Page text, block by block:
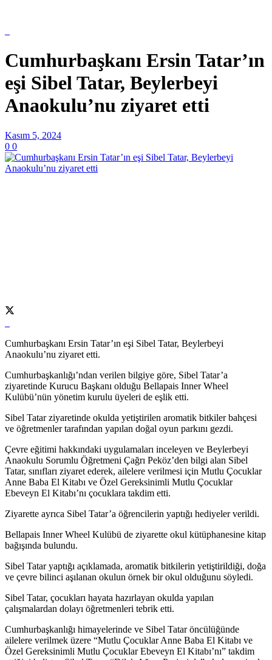
Cumhurbaşkanı Ersin Tatar’ın
eşi Sibel Tatar, Beylerbeyi
Anaokulu’nu ziyaret etti
Kasım 5, 2024
0 0
Cumhurbaşkanı Ersin Tatar’ın eşi Sibel Tatar, Beylerbeyi
Anaokulu’nu ziyaret etti.
Cumhurbaşkanlığı’ndan verilen bilgiye göre, Sibel Tatar’a
ziyaretinde Kurucu Başkanı olduğu Bellapais Inner Wheel
Kulübü’nün yönetim kurulu üyeleri de eşlik etti.
Sibel Tatar ziyaretinde okulda yetiştirilen aromatik bitkiler bahçesi
ve öğretmenler tarafından yapılan doğal oyun parkını gezdi.
Çevre eğitimi hakkındaki uygulamaları inceleyen ve Beylerbeyi
Anaokulu Sorumlu Öğretmeni Çağrı Peköz’den bilgi alan Sibel
Tatar, sınıfları ziyaret ederek, ailelere verilmesi için Mutlu Çocuklar
Anne Baba El Kitabı ve Özel Gereksinimli Mutlu Çocuklar
Ebeveyn El Kitabı’nı çocuklara takdim etti.
Ziyarette ayrıca Sibel Tatar’a öğrencilerin yaptığı hediyeler verildi.
Bellapais Inner Wheel Kulübü de ziyarette okul kütüphanesine kitap
bağışında bulundu.
Sibel Tatar yaptığı açıklamada, aromatik bitkilerin yetiştirildiği, doğa
ve çevre bilinci aşılanan okulun örnek bir okul olduğunu söyledi.
Sibel Tatar, çocukları hayata hazırlayan okulda yapılan
çalışmalardan dolayı öğretmenleri tebrik etti.
Cumhurbaşkanlığı himayelerinde ve Sibel Tatar öncülüğünde
ailelere verilmek üzere “Mutlu Çocuklar Anne Baba El Kitabı ve
Özel Gereksinimli Mutlu Çocuklar Ebeveyn El Kitabı’nı” takdim